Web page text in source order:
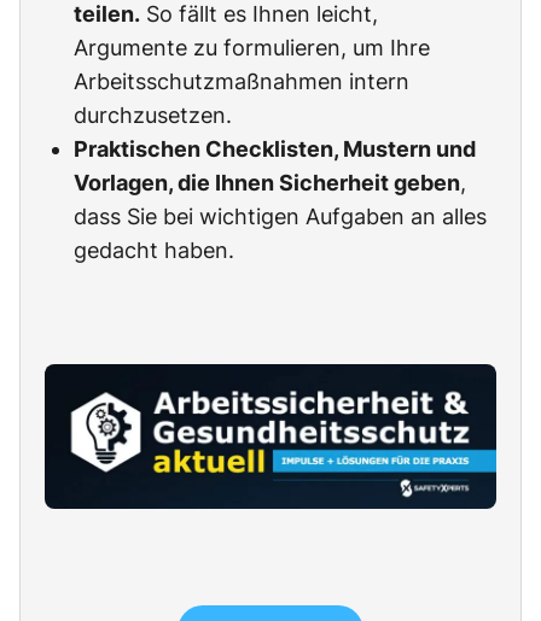
teilen. So fällt es Ihnen leicht,
Argumente zu formulieren, um Ihre
Arbeitsschutzmaßnahmen intern
durchzusetzen.
Praktischen Checklisten, Mustern und
Vorlagen, die Ihnen Sicherheit geben,
dass Sie bei wichtigen Aufgaben an alles
gedacht haben.